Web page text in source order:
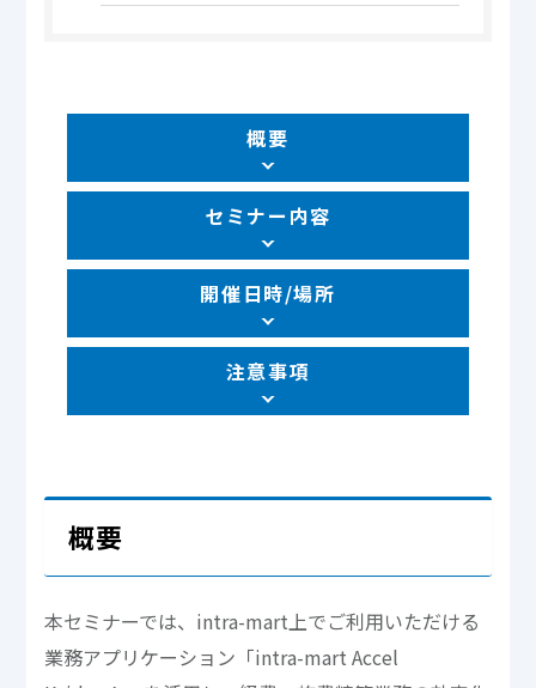
概要
セミナー内容
開催日時/場所
注意事項
概要
本セミナーでは、intra-mart上でご利用いただける
業務アプリケーション「intra-mart Accel